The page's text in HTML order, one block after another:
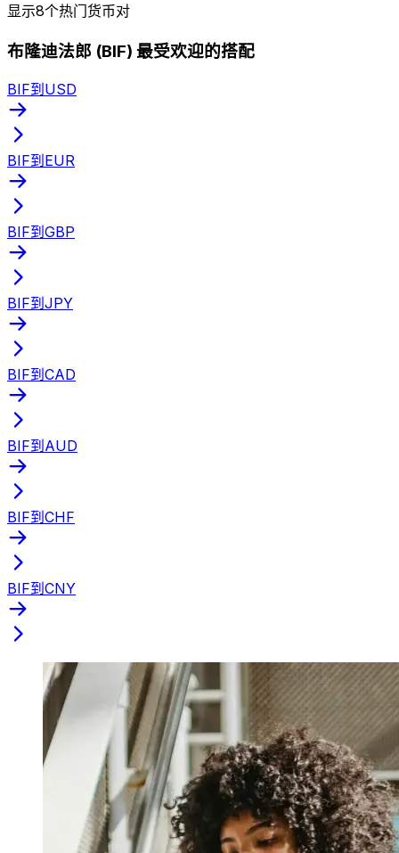
显示8个热门货币对
布隆迪法郎 (BIF) 最受欢迎的搭配
BIF到USD
BIF到EUR
BIF到GBP
BIF到JPY
BIF到CAD
BIF到AUD
BIF到CHF
BIF到CNY